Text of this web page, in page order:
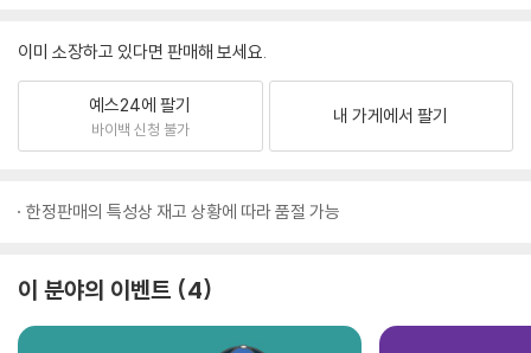
이미 소장하고 있다면 판매해 보세요.
예스24에 팔기
바이백 신청 불가
내 가게에서 팔기
한정판매의 특성상 재고 상황에 따라 품절 가능
이 분야의 이벤트 4